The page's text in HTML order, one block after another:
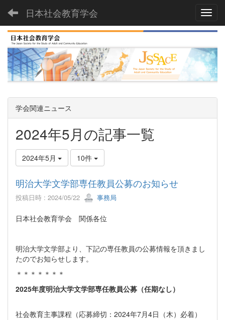
日本社会教育学会
学会関連ニュース
2024年5月の記事一覧
2024年5月 10件
明治大学文学部専任教員公募のお知らせ
投稿日時 : 2024/05/22 事務局
日本社会教育学会 関係各位
明治大学文学部より、下記の専任教員の公募情報を頂きまし
たのでお知らせします。
＊＊＊＊＊＊＊
2025年度明治大学文学部専任教員公募（任期なし）
社会教育主事課程（応募締切：2024年7月4日（木）必着）